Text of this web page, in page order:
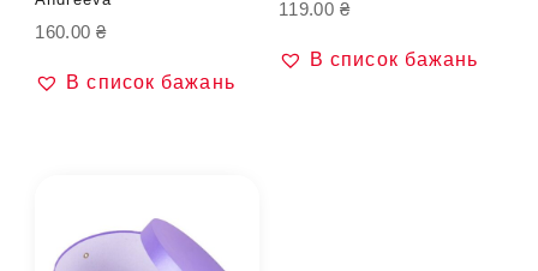
160.00 ₴
В список бажань
119.00 ₴
В список бажань